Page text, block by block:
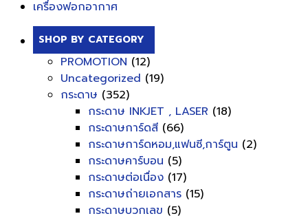
เครื่องฟอกอากาศ
SHOP BY CATEGORY
PROMOTION (12)
Uncategorized (19)
กระดาษ (352)
กระดาษ INKJET , LASER (18)
กระดาษการ์ดสี (66)
กระดาษการ์ดหอม,แฟนซี,การ์ตูน (2)
กระดาษคาร์บอน (5)
กระดาษต่อเนื่อง (17)
กระดาษถ่ายเอกสาร (15)
กระดาษบวกเลข (5)